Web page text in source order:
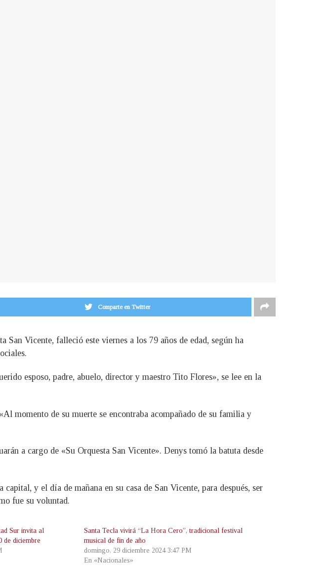
Comparte en Twitter
Vicente, falleció este viernes a los 79 años de edad, según ha
esposo, padre, abuelo, director y maestro Tito Flores», se lee en la
momento de su muerte se encontraba acompañado de su familia y
a cargo de «Su Orquesta San Vicente». Denys tomó la batuta desde
y el día de mañana en su casa de San Vicente, para después, ser
fue su voluntad.
Sur invita al
de diciembre
Santa Tecla vivirá “La Hora Cero”, tradicional festival
musical de fin de año
domingo, 29 diciembre 2024 3:47 PM
En «Nacionales»